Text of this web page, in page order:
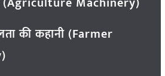
की कहानी (Farmer